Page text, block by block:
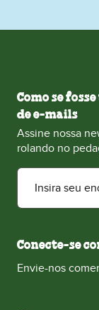
Como se
de e-mails
Assine nossa
rolando no
Insira seu
Conecte-se
Envie-nos